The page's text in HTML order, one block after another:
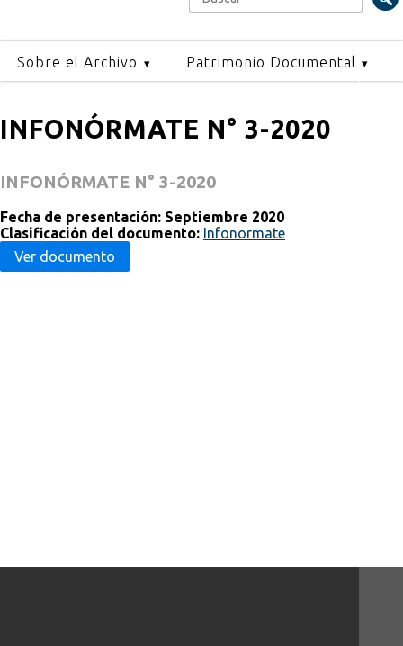
Formulario de búsqueda
Sobre el Archivo Patrimonio Documental
INFONÓRMATE N° 3-2020
INFONÓRMATE N° 3-2020
Fecha de presentación: Septiembre 2020
Clasificación del documento: Infonormate
Ver documento